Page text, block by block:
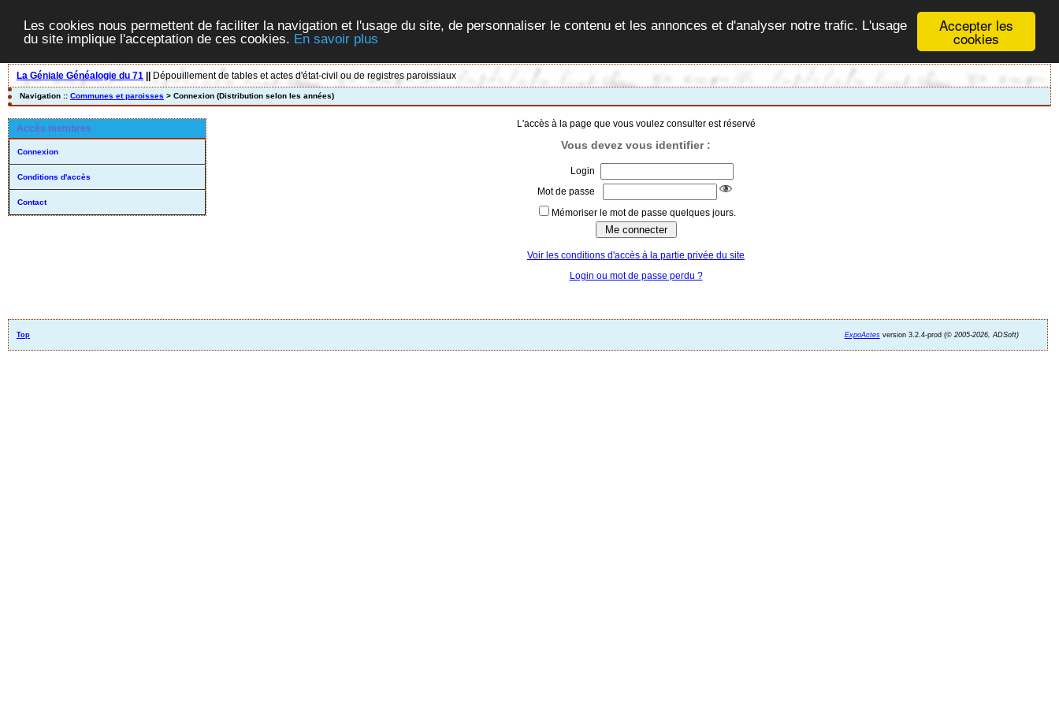
Accepter les
cookies
Les cookies nous permettent de faciliter la navigation et l'usage du site, de personnaliser le contenu et les annonces et d'analyser notre trafic. L'usage
du site implique l'acceptation de ces cookies. En savoir plus
La Géniale Généalogie du 71 Dépouillement de tables et actes d'état-civil ou de registres paroissiaux
Navigation :: Communes et paroisses > Connexion (Distribution selon les années)
Accès membres
Connexion
Conditions d'accès
Contact
L'accès à la page que vous voulez consulter est réservé
Vous devez vous identifier :
Login
Mot de passe
Mémoriser le mot de passe quelques jours.
Voir les conditions d'accès à la partie privée du site
Login ou mot de passe perdu ?
Top ExpoActesversion 3.2.4-prod (©2005-2026, ADSoft)